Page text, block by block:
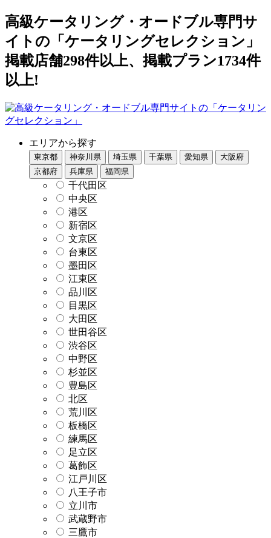
高級ケータリング・オードブル専門サ
イトの「ケータリングセレクション」
掲載店舗298件以上、掲載プラン1734件
以上!
エリアから探す
東京都 神奈川県 埼玉県 千葉県 愛知県
大阪府
京都府
兵庫県 福岡県
千代田区
中央区
港区
新宿区
文京区
台東区
墨田区
江東区
品川区
目黒区
大田区
世田谷区
渋谷区
中野区
杉並区
豊島区
北区
荒川区
板橋区
練馬区
足立区
葛飾区
江戸川区
八王子市
立川市
武蔵野市
三鷹市